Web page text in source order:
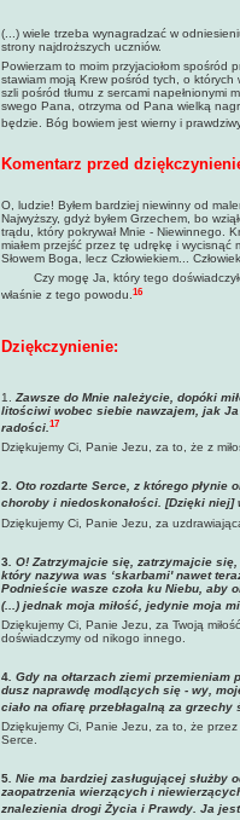
(...) wiele trzeba wynagradzać w
strony najdroższych uczniów.
Powierzam to moim przyjaciołom spośród
stawiam moją Krew pośród tych, o
szli pośród tłumu z sercami napełnionymi
swego Pana, otrzyma od Pana wielką
będzie. Bóg bowiem jest wierny i
Komentarz przed
O, ludzie! Byłem bardziej niewinny od
Najwyższy, gdyż byłem Grzechem, bo
trądu, który pokrywał Mnie - Niewinnego.
miałem przejść przez tę udrękę i wycisnąć
Słowem Boga, lecz Człowiekiem...
Czy mogę Ja, który tego
właśnie z tego powodu.16
Dziękczynienie:
1. Zawsze do Mnie należycie, dopóki
litościwi wobec siebie nawzajem, jak
radości.17
Dziękujemy Ci, Panie Jezu, za to, że z
2. Oto rozdarte Serce, z którego płynie
choroby i niedoskonałości. [Dzięki niej]
Dziękujemy Ci, Panie Jezu, za
3 . O! Zatrzymajcie się, zatrzymajcie
który nazywa was ‘skarbami' nawet
Podnieście wasze czoła ku Niebu, aby
(...) jednak moja miłość, jedynie moja
Dziękujemy Ci, Panie Jezu, za Twoją
doświadczymy od nikogo innego.
4 Gdy na ołtarzach ziemi przemieniam
dusz naprawdę modlących się - wy,
ciało na ofiarę przebłagalną za grzechy
Dziękujemy Ci, Panie Jezu, za to, że
Serce.
5. Nie ma bardziej zasługującej
zaopatrzenia wierzących i
znalezienia drogi Życia i Prawdy. Ja